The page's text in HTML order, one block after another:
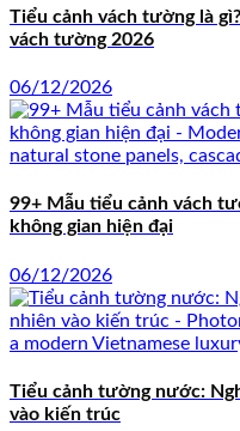
Tiểu cảnh vách tường là
vách tường 2026
06/12/2026
99+ Mẫu tiểu cảnh vách
không gian hiện đại
06/12/2026
Tiểu cảnh tường nước:
vào kiến trúc